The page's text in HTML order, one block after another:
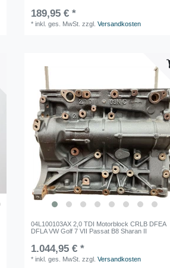
189,95 € *
*inkl. ges. MwSt. zzgl.Versandkosten
04L100103AX 2,0 TDI Motorblock CRLB DFEA
DFLA VW Golf 7 VII Passat B8 Sharan II
1.044,95 € *
*inkl. ges. MwSt. zzgl.Versandkosten